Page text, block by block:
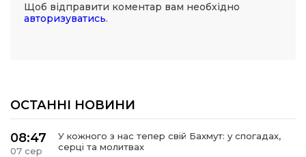
Щоб відправити коментар вам необхідно
авторизуватись.
ОСТАННІ НОВИНИ
08:47
07 сер
У кожного з нас тепер свій Бахмут: у спогадах,
серці та молитвах